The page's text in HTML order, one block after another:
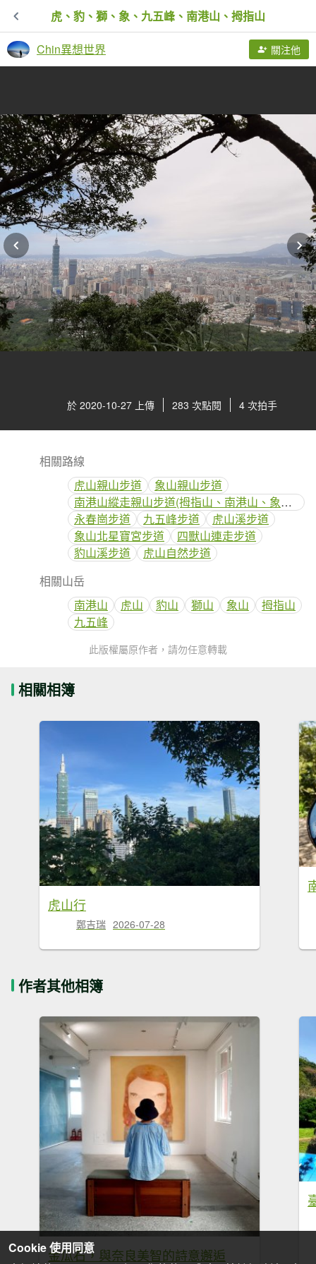
虎、豹、獅、象、九五峰、南港山、拇指山
Chin異想世界 關注他
於 2020-10-27 上傳 283 次點閱 4 次拍手
相關路線
虎山親山步道
象山親山步道
南港山縱走親山步道(拇指山、南港山、象山、九五峰)
永春崗步道
九五峰步道
虎山溪步道
象山北星寶宮步道
四獸山連走步道
豹山溪步道
虎山自然步道
相關山岳
南港山
虎山 豹山 獅山 象山
拇指山
九五峰
此版權屬原作者，請勿任意轉載
相關相簿
虎山行
鄭吉瑞 2026-07-28
作者其他相簿
金瓜石，與奈良美智的詩意邂逅
Cookie 使用同意